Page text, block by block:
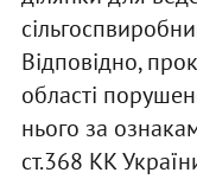
Відповідно,
області
нього за
ст.368 КК